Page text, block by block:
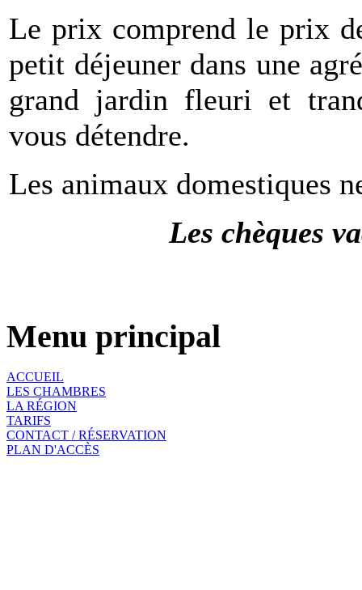
Le prix comprend le prix
petit déjeuner dans une
grand jardin fleuri et
vous détendre.
Les animaux domestiques
Les chèques
Menu principal
ACCUEIL
LES CHAMBRES
LA RÉGION
TARIFS
CONTACT / RÉSERVATION
PLAN D'ACCÈS